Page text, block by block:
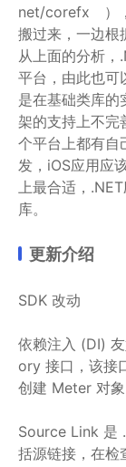
net/corefx ）
搬过来，一边根
从上面的分析，
平台，由此也可
是在基础类库的
架的支持上不完
个平台上都有自
发，iOS应用应
上最合适，
库。
更新介绍
SDK 改动
依赖注入 (DI)
ory 接口，该接
创建 Meter 对象
Source Link 是
括源链接，在